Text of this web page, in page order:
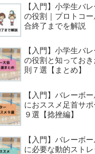
【入門】小学生バレ
の役割｜プロトコ
合終了までを解説
【入門】小学生バレ
の役割と知っておき
則７選【まとめ】
【入門】バレーボ
におススメ足首サ
９選【捻挫編】
【入門】バレーボ
に必要な動的ストレ